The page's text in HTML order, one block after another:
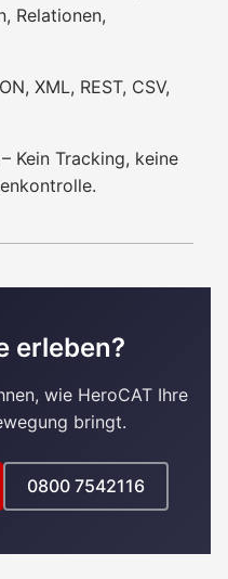
Relationen,
XML, REST, CSV,
– Kein Tracking, keine
erleben?
wie HeroCAT Ihre
bringt.
0800 7542116